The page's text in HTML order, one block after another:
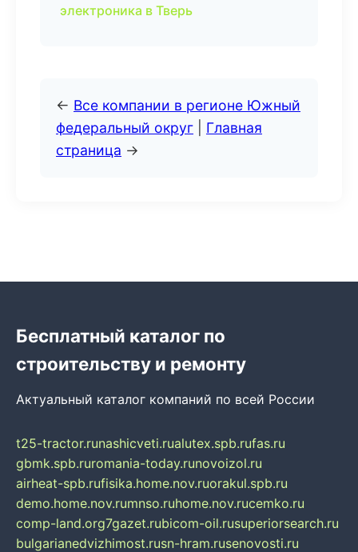
электроника в Тверь
← Все компании в регионе Южный
федеральный округ
Главная
страница →
Бесплатный каталог по
строительству и ремонту
Актуальный каталог компаний по всей России
t25-tractor.runashicveti.rualutex.spb.rufas.ru
gbmk.spb.ruromania-today.runovoizol.ru
airheat-spb.rufisika.home.nov.ruorakul.spb.ru
demo.home.nov.rumnso.ruhome.nov.rucemko.ru
comp-land.org7gazet.rubicom-oil.rusuperiorsearch.ru
bulgarianedvizhimost.rusn-hram.rusenovosti.ru